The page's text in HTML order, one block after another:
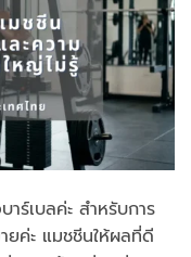
ร์เบลค่ะ สำหรับการ
ยค่ะ แมชชีนให้ผลที่ดี